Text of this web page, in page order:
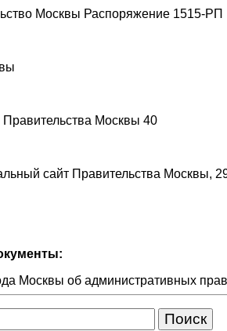
Москвы Распоряжение 1515-РП
Москвы 40
сайт Правительства Москвы,
Москвы об административных